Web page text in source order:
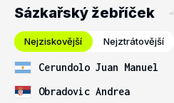
Sázkařský žebříček
Nejziskovější Nejztrátovější
Cerundolo Juan Manuel
Obradovic Andrea